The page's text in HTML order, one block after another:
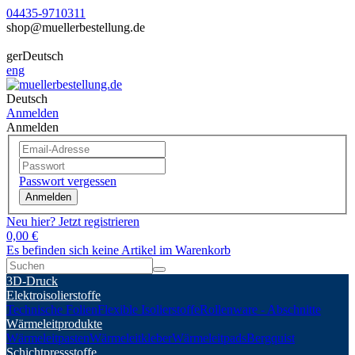
04435-9710311
shop@muellerbestellung.de
gerDeutsch
eng
Deutsch
Anmelden
Anmelden
Passwort vergessen
Anmelden
Neu hier? Jetzt registrieren
0,00 €
Es befinden sich keine Artikel im Warenkorb
3D-Druck
Elektroisolierstoffe
Technische FolienFlexible IsolierstoffeRollenware - Abschnitte
Wärmeleitprodukte
WärmeleitpastenWärmeleitkleberWärmeleitpadsBergquist
Schichtpressstoffe